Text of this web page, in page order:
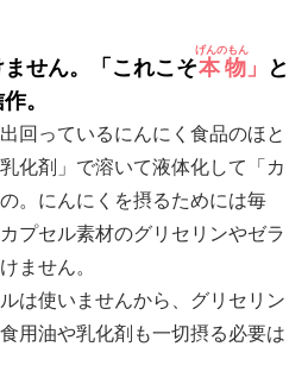
せん。 「これこそ本物
げんのもん
」
と
。
回っているにんにく食品のほと
化剤」で溶いて液体化して「カ
。にんにくを摂るためには毎
プセル素材のグリセリンやゼラ
ません。
は使いませんから、グリセリン
用油や乳化剤も一切摂る必要は